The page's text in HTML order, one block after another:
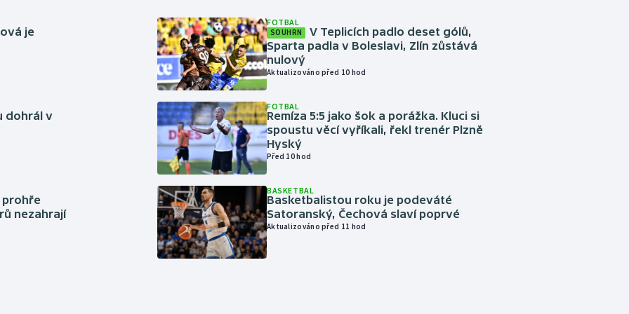
je
dohrál v
prohře
nezahrají
FOTBAL
SOUHRN
V Teplicích padlo deset gólů,
Sparta padla v Boleslavi, Zlín zůstává
nulový
Aktualizováno před 10 hod
FOTBAL
Remíza 5:5 jako šok a porážka. Kluci si
spoustu věcí vyříkali, řekl trenér Plzně
Hyský
Před 10 hod
BASKETBAL
Basketbalistou roku je podeváté
Satoranský, Čechová slaví poprvé
Aktualizováno před 11 hod